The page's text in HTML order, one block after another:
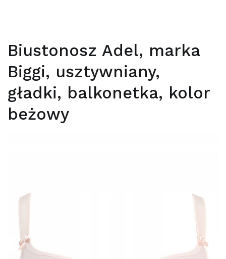
Biustonosz Adel, marka
Biggi, usztywniany,
gładki, balkonetka, kolor
beżowy